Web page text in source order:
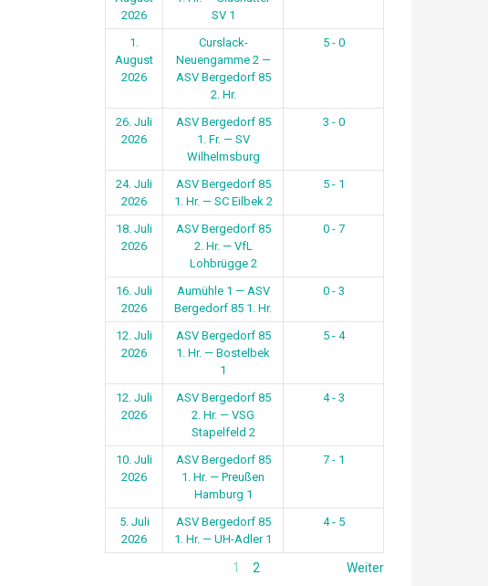
2026
SV 1
1.
August
2026
Curslack-
Neuengamme 2 —
ASV Bergedorf 85
2. Hr.
5 - 0
26. Juli
2026
ASV Bergedorf 85
1. Fr. — SV
Wilhelmsburg
3 - 0
24. Juli
2026
ASV Bergedorf 85
1. Hr. — SC Eilbek 2
5 - 1
18. Juli
2026
ASV Bergedorf 85
2. Hr. — VfL
Lohbrügge 2
0 - 7
16. Juli
2026
Aumühle 1 — ASV
Bergedorf 85 1. Hr.
0 - 3
12. Juli
2026
ASV Bergedorf 85
1. Hr. — Bostelbek
1
5 - 4
12. Juli
2026
ASV Bergedorf 85
2. Hr. — VSG
Stapelfeld 2
4 - 3
10. Juli
2026
ASV Bergedorf 85
1. Hr. — Preußen
Hamburg 1
7 - 1
5. Juli
2026
ASV Bergedorf 85
1. Hr. — UH-Adler 1
4 - 5
1 2 Weiter